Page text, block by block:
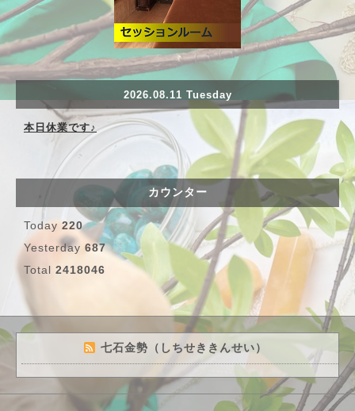
2026.08.11 Tuesday
本日休業です♪
カウンター
Today 220
Yesterday 687
Total 2418046
七石金勢（しちせききんせい）